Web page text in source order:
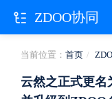
当前位置： 首页
云然之正式更名
ZDOO协同